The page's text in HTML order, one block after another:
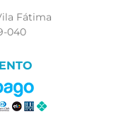
Fátima
040